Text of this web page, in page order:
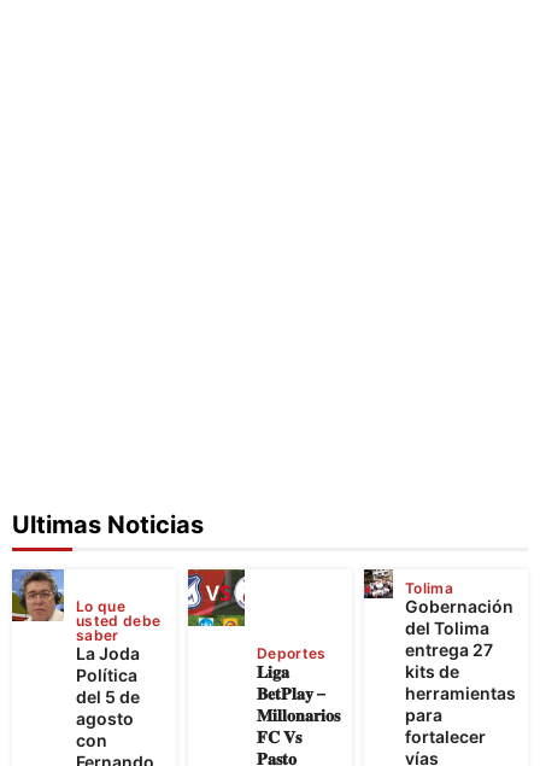
Ultimas Noticias
Lo que
usted debe
saber
La Joda
Política
del 5 de
agosto
con
Fernando
Deportes
𝐋𝐢𝐠𝐚
𝐁𝐞𝐭𝐏𝐥𝐚𝐲 –
𝐌𝐢𝐥𝐥𝐨𝐧𝐚𝐫𝐢𝐨𝐬
𝐅𝐂 𝐕𝐬
𝐏𝐚𝐬𝐭𝐨
Tolima
Gobernación
del Tolima
entrega 27
kits de
herramientas
para
fortalecer
vías